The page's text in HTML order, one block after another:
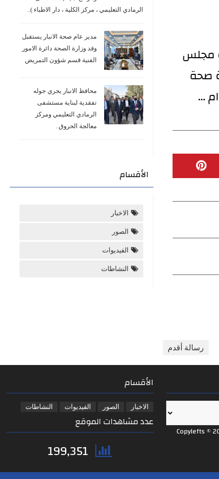
مجلس
صحة
...
رسالة أقدم
الرمادي التعليمي ، مركز الكلية ، دار الاطباء )..
مدير عام صحة الانبار يستقبل
وفد وزارة الصحة دائرة الامور
الفنية قسم شؤون التمريض
محافظ الانبار يجري جوله
تفقدية لبناية مستشفى
الرمادي التعليمي ومركز
معالجة الحروق .
الأقسام
الاخبار
الصور
الفيديوات
النشاطات
Copylefts ©
الأقسام
الاخبار الصور الفيديوات النشاطات
عدد مشاهدات الموقع
199,351